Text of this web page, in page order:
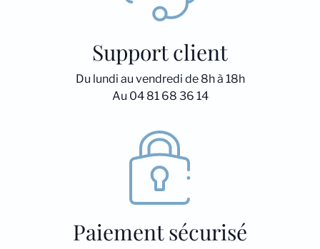
Support client
Du lundi au vendredi de 8h à 18h
Au 04 81 68 36 14
Paiement sécurisé